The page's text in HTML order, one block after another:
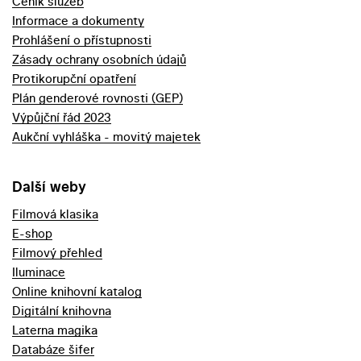
Informace a dokumenty
Prohlášení o přístupnosti
Zásady ochrany osobních údajů
Protikorupční opatření
Plán genderové rovnosti (GEP)
Výpůjční řád 2023
Aukční vyhláška - movitý majetek
Další weby
Filmová klasika
E-shop
Filmový přehled
Iluminace
Online knihovní katalog
Digitální knihovna
Laterna magika
Databáze šifer